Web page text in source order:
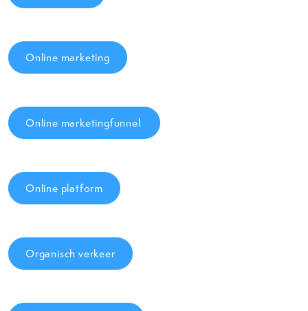
Online marketing
Online marketingfunnel
Online platform
Organisch verkeer